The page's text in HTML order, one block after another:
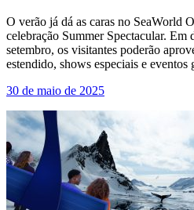
O verão já dá as caras no SeaWorld
celebração Summer Spectacular. Em
setembro, os visitantes poderão
estendido, shows especiais e
30 de maio de 2025